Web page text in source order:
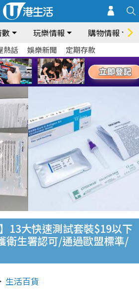
玩樂情報 購物情報
熱話 娛樂新聞 定期存款
13大快速測試套裝$19以下
衛生署認可/通過歐盟標準/
生活百貨